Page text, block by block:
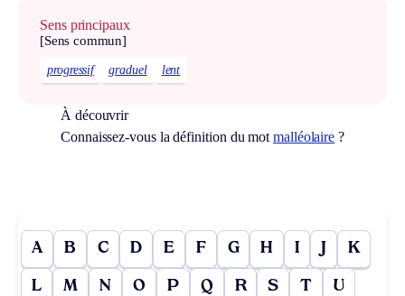
Sens principaux
[Sens commun]
progressif graduel lent
À découvrir
Connaissez-vous la définition du motmalléolaire ?
A B C D E F G H I J K
L M N O P Q R S T U